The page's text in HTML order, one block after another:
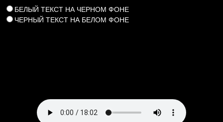
БЕЛЫЙ ТЕКСТ НА ЧЕРНОМ ФОНЕ
ЧЕРНЫЙ ТЕКСТ НА БЕЛОМ ФОНЕ